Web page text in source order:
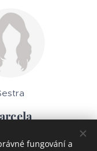
fungování a